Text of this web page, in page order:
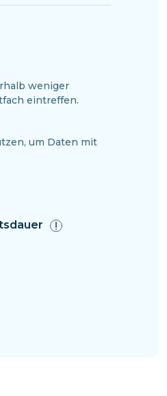
weniger
eintreffen.
um Daten mit